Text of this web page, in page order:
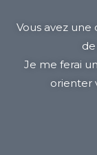
Vous avez une
Je me ferai
orienter